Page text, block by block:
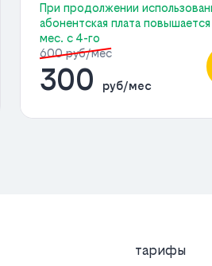
При продолжении
абонентская плата
мес. с 4-го
600 руб/мес
300 руб/мес
тарифы